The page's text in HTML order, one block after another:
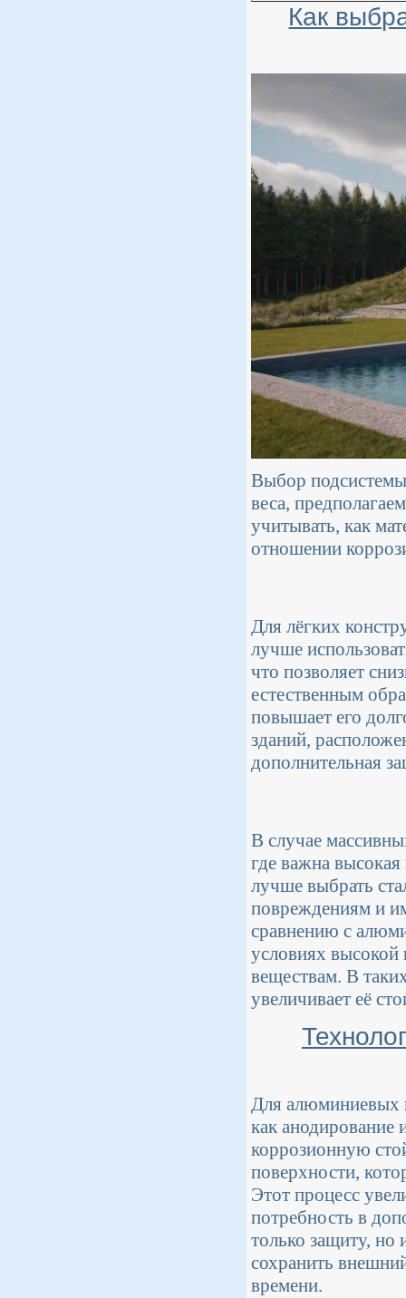
Как
Выбор подсистемы
веса,
учитывать, как
отношении
Для лёгких
лучше
что позволяет
естественным
повышает его
зданий,
дополнительная
В случае
где важна
лучше выбрать
повреждениям и
сравнению с
условиях
веществам. В
увеличивает её
Для алюминиевых
как анодирование
коррозионную
поверхности,
Этот процесс
потребность в
только защиту, но
сохранить
времени.